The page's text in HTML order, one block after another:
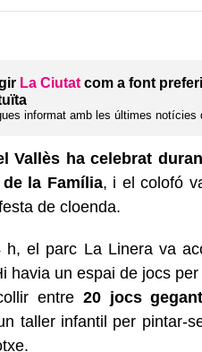
La Ciutat com a font
informat amb les últimes notícies
Vallès ha celebrat
la Família, i el colofó
de cloenda.
h, el parc La Linera va
havia un espai de jocs
entre 20 jocs
taller infantil per pintar-